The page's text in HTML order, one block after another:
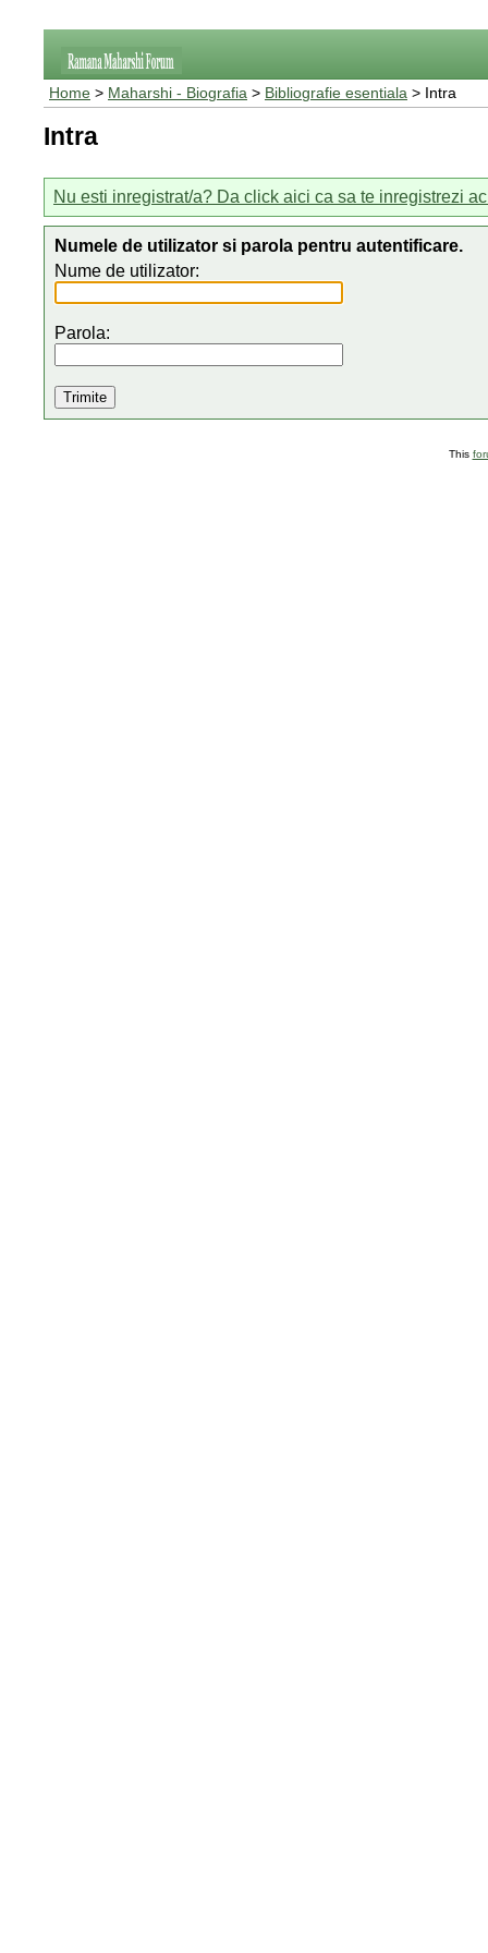
Home > Maharshi - Biografia > Bibliografie esentiala > Intra
Intra
Nu esti inregistrat/a? Da click aici ca sa te inregistrezi
Numele de utilizator si parola pentru autentificare.
Nume de utilizator:
Parola:
This